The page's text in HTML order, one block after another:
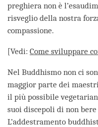
preghiera non è
risveglio della nostra
compassione.
[Vedi: Come sviluppare
Nel Buddhismo non ci
maggior parte dei
il più possibile
suoi discepoli di non
L’addestramento